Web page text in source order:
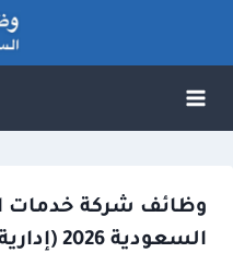
المحتوى
وظائف شركة خدمات